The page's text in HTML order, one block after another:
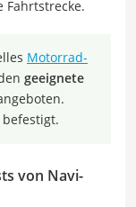
Fahrtstrecke.
Motorrad-
geeignete
von Navi-